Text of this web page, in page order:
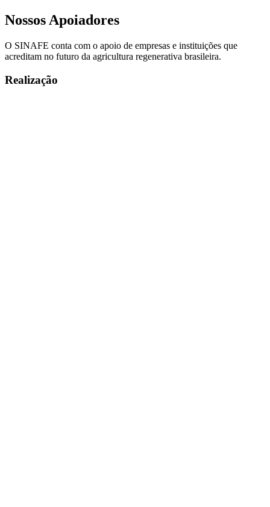
Nossos Apoiadores
O SINAFE conta com o apoio de empresas e instituições que
acreditam no futuro da agricultura regenerativa brasileira.
Realização